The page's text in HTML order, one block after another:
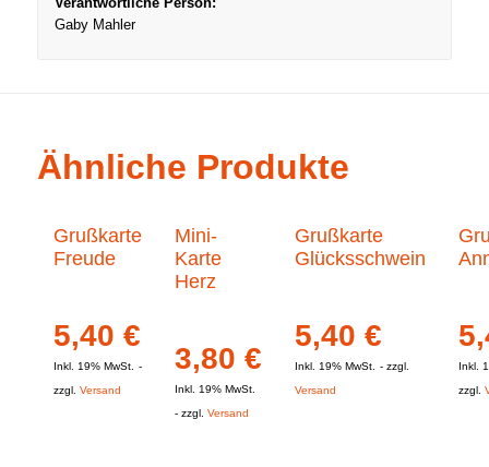
Gaby Mahler
Ähnliche Produkte
Grußkarte
Freude
5,40 €
Inkl. 19% MwSt.
zzgl. Versand
Mini-
Karte
Herz
3,80 €
Inkl. 19% MwSt.
zzgl. Versand
Grußkarte
Glücksschwein
5,40 €
Inkl. 19% MwSt.
zzgl.
Versand
Inkl.
zzgl.